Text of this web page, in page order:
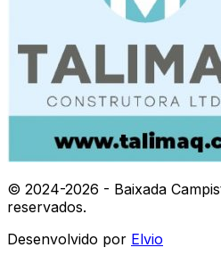
© 2024-2026 - Baixada
reservados.
Desenvolvido por Elvio